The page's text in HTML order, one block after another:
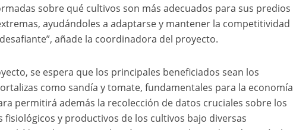
sobre qué cultivos son más adecuados para sus predios
ayudándoles a adaptarse y mantener la competitividad
añade la coordinadora del proyecto.
se espera que los principales beneficiados sean los
como sandía y tomate, fundamentales para la economía
permitirá además la recolección de datos cruciales sobre los
fisiológicos y productivos de los cultivos bajo diversas